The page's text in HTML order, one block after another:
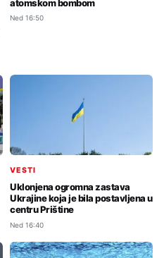
atomskom bombom
Ned 16:50
VESTI
Uklonjena ogromna zastava
Ukrajine koja je bila postavljena u
centru Prištine
Ned 16:40